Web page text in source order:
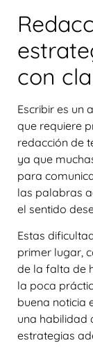
con
Escribir es un
que requiere
redacción de
ya que
para
las palabras
el sentido
Estas
primer lugar,
de la falta de
la poca
buena noticia
una habilidad
estrategias